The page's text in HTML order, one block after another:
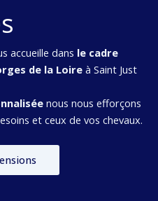
accueille dans le cadre
de la Loireà Saint Just
nous nous efforçons
et ceux de vos chevaux.